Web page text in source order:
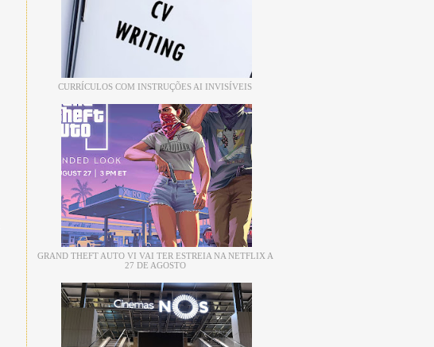
CURRÍCULOS COM INSTRUÇÕES AI INVISÍVEIS
GRAND THEFT AUTO VI VAI TER ESTREIA NA NETFLIX A
27 DE AGOSTO